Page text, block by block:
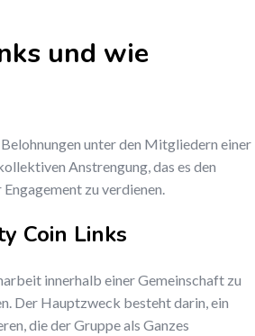
und wie
unter den Mitgliedern einer
Anstrengung, das es den
zu verdienen.
Coin Links
innerhalb einer Gemeinschaft zu
Der Hauptzweck besteht darin, ein
die der Gruppe als Ganzes